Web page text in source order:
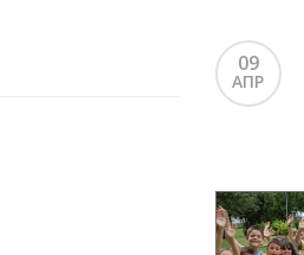
09
ΑΠΡ